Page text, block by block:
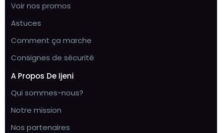
Voir nos promos
Astuces
Comment ça marche
Consignes de sécurité
A Propos De Ijeni
Qui sommes-nous?
Notre mission
Nos partenaires